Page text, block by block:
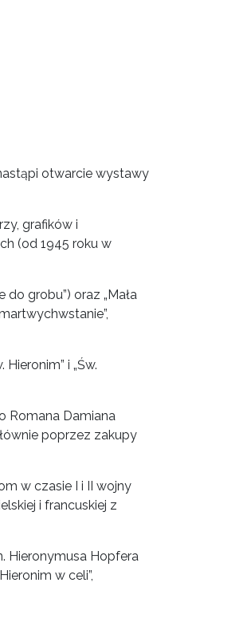
otwarcie wystawy
grafików i
(od 1945 roku w
do grobu”) oraz „Mała
i „Św.
Romana Damiana
poprzez zakupy
w czasie I i II wojny
i francuskiej z
Hieronymusa Hopfera
w celi”,